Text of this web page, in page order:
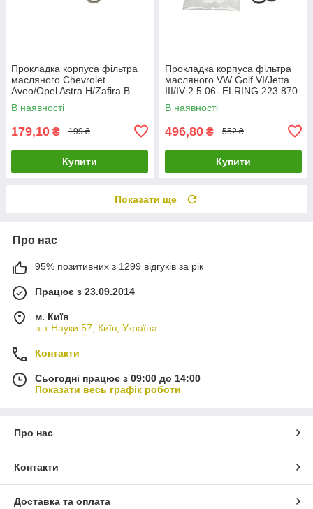
Прокладка корпуса фільтра
масляного Chevrolet
Aveo/Opel Astra H/Zafira B
1.4/1.6 06- ELRING 539.450
UA61
В наявності
179,10 ₴ 199 ₴
Купити
Прокладка корпуса фільтра
масляного VW Golf VI/Jetta
III/IV 2.5 06- ELRING 223.870
UA61
В наявності
496,80 ₴ 552 ₴
Купити
Показати ще
Про нас
95% позитивних з 1299 відгуків за рік
Працює з 23.09.2014
м. Київ
п-т Науки 57, Київ, Україна
Контакти
Сьогодні працює з 09:00 до 14:00
Показати весь графік роботи
Про нас
Контакти
Доставка та оплата